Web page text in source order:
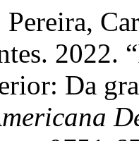
2022.
Da